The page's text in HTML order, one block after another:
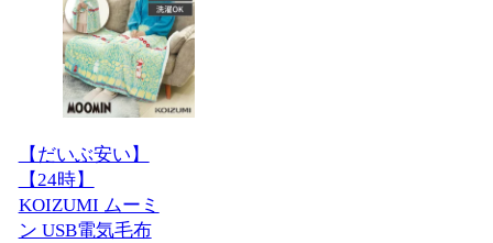
【だいぶ安い】
【24時】
KOIZUMI ムーミ
ン USB電気毛布